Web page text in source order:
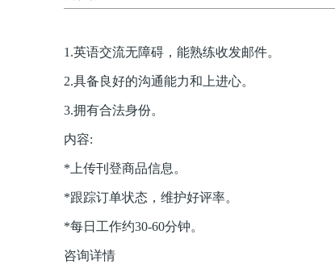
1.英语交流无障碍，能熟练收发邮件。
2.具备良好的沟通能力和上进心。
3.拥有合法身份。
内容:
*上传刊登商品信息。
*跟踪订单状态，维护好评率。
*每日工作约30-60分钟。
咨询详情